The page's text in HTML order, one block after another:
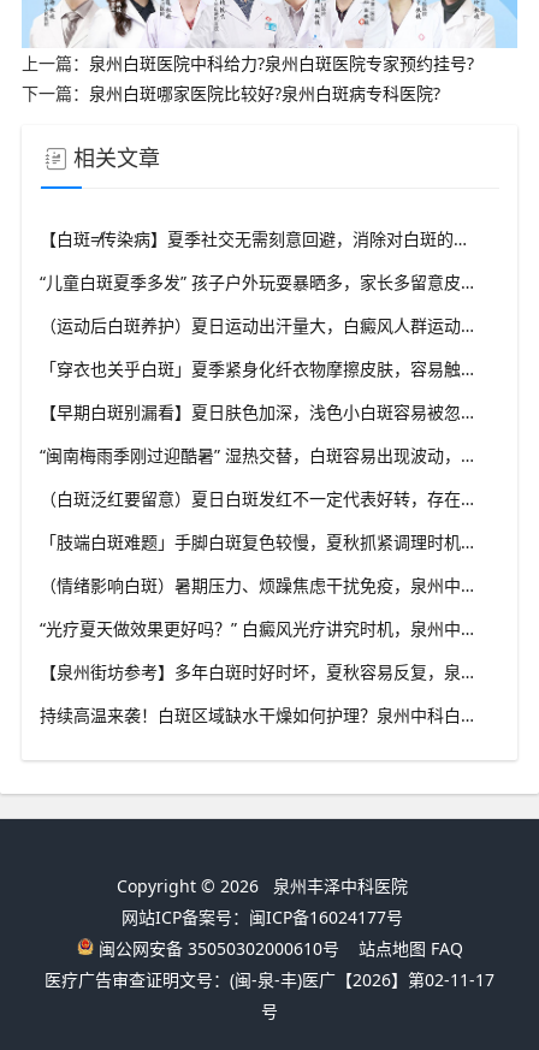
上一篇： 泉州白斑医院中科给力?泉州白斑医院专家预约挂号?
下一篇： 泉州白斑哪家医院比较好?泉州白斑病专科医院?
相关文章
【白斑≠传染病】夏季社交无需刻意回避，消除对白斑的误解，泉州中科白癜风医院科普白癜风基础常识
“儿童白斑夏季多发” 孩子户外玩耍暴晒多，家长多留意皮肤变化，泉州中科白癜风医院浅谈孩童白斑相关护理
（运动后白斑养护）夏日运动出汗量大，白癜风人群运动需兼顾防晒与干爽，泉州中科白癜风医院分享运动注意点
「穿衣也关乎白斑」夏季紧身化纤衣物摩擦皮肤，容易触发同形反应，泉州中科白癜风医院推荐白斑人群穿搭选择
【早期白斑别漏看】夏日肤色加深，浅色小白斑容易被忽略，泉州中科白癜风医院提示发现异常白斑尽早筛查
“闽南梅雨季刚过迎酷暑” 湿热交替，白斑容易出现波动，泉州中科白癜风医院讲解潮湿环境下白斑护理重点
（白斑泛红要留意）夏日白斑发红不一定代表好转，存在多种可能性，泉州中科白癜风医院教你辨别白斑异常信号
「肢端白斑难题」手脚白斑复色较慢，夏秋抓紧调理时机，泉州中科白癜风医院分享肢端白斑改善思路
（情绪影响白斑）暑期压力、烦躁焦虑干扰免疫，泉州中科白癜风医院建议白癜风患者保持心态平稳
“光疗夏天做效果更好吗？” 白癜风光疗讲究时机，泉州中科白癜风医院科普不同白斑类型治疗思路
【泉州街坊参考】多年白斑时好时坏，夏秋容易反复，泉州中科白癜风医院分析白癜风反复发作诱因
持续高温来袭！白斑区域缺水干燥如何护理？泉州中科白癜风医院讲解白癜风人群夏日正确保湿方法
Copyright © 2026 泉州丰泽中科医院
网站ICP备案号：闽ICP备16024177号
闽公网安备 35050302000610号
站点地图 FAQ
医疗广告审查证明文号：(闽-泉-丰)医广【2026】第02-11-17
号